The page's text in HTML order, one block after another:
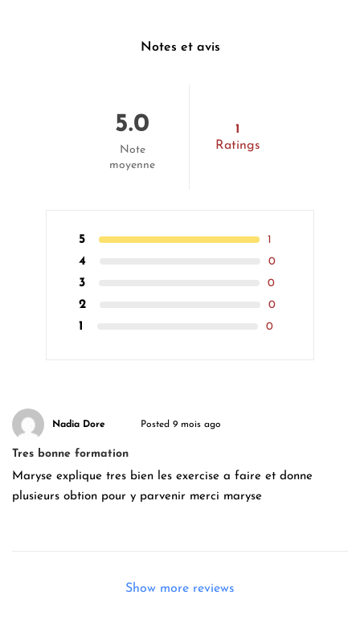
Notes et avis
5.0
Note
moyenne
1
Ratings
5 1
4 0
3 0
2 0
1 0
Nadia Dore Posted 9 mois ago
Tres bonne formation
Maryse explique tres bien les exercise a faire et donne
plusieurs obtion pour y parvenir merci maryse
Show more reviews